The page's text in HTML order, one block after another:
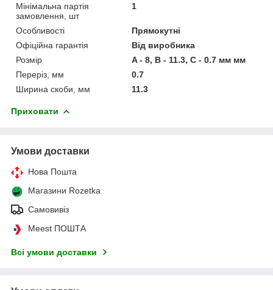
Мінімальна партія
замовлення, шт
1
Особливості
Прямокутні
Офіційна гарантія
Від виробника
Розмір
A - 8, B - 11.3, C - 0.7 мм мм
Переріз, мм
0.7
Ширина скоби, мм
11.3
Приховати
Умови доставки
Нова Пошта
Магазини Rozetka
Самовивіз
Meest ПОШТА
Всі умови доставки